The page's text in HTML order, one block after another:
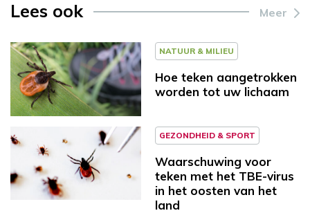
Lees ook Meer
NATUUR & MILIEU
Hoe teken aangetrokken
worden tot uw lichaam
GEZONDHEID & SPORT
Waarschuwing voor
teken met het TBE-virus
in het oosten van het
land